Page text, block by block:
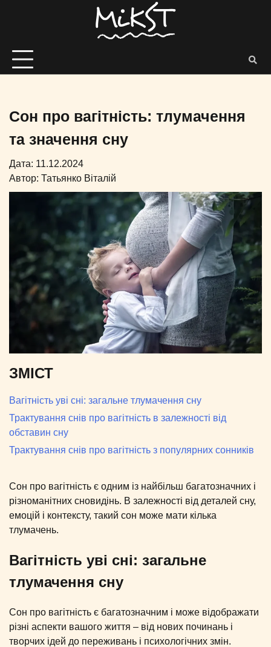
Сон про вагітність: тлумачення
та значення сну
Дата: 11.12.2024
Автор: Татьянко Віталій
ЗМІСТ
Вагітність уві сні: загальне тлумачення сну
Трактування снів про вагітність в залежності від
обставин сну
Трактування снів про вагітність з популярних сонників
Сон про вагітність є одним із найбільш багатозначних і
різноманітних сновидінь. В залежності від деталей сну,
емоцій і контексту, такий сон може мати кілька
тлумачень.
Вагітність уві сні: загальне
тлумачення сну
Сон про вагітність є багатозначним і може відображати
різні аспекти вашого життя – від нових починань і
творчих ідей до переживань і психологічних змін.